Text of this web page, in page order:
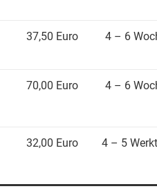
37,50 Euro 4 – 6
70,00 Euro 4 – 6
32,00 Euro 4 – 5